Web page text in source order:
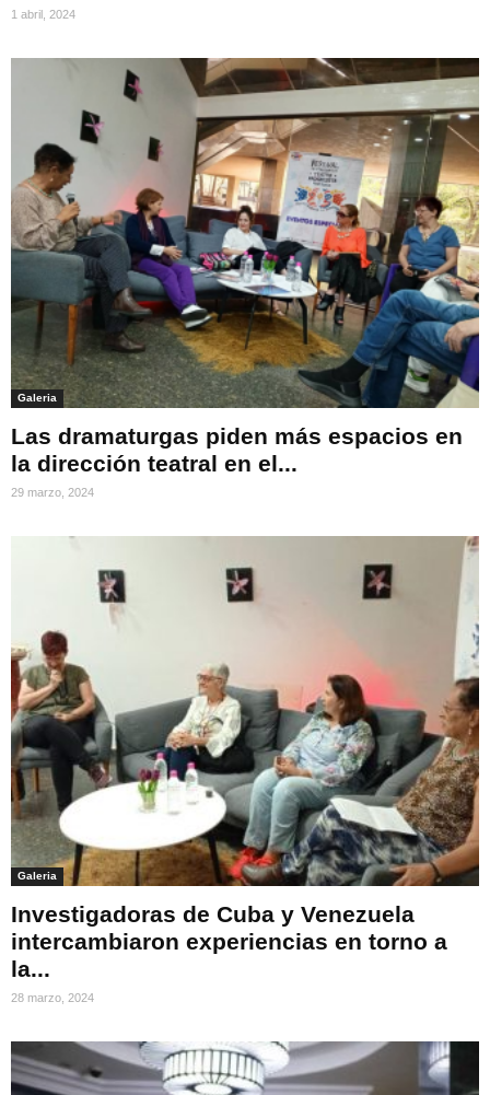
1 abril, 2024
Galeria
Las dramaturgas piden más espacios en
la dirección teatral en el...
29 marzo, 2024
Galeria
Investigadoras de Cuba y Venezuela
intercambiaron experiencias en torno a
la...
28 marzo, 2024